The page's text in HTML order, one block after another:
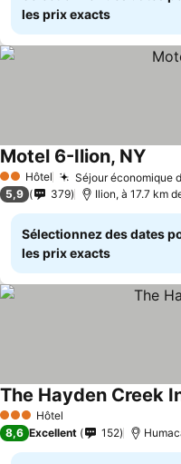
les prix exacts
2 Étoiles
Hôtel Séjour économique
Motel 6-Ilion, NY
5,9 379 Ilion, à 17.7 km
Sélectionnez des dates
les prix exacts
3 ÉtoilesHôtel
The Hayden Creek
8,6 Excellent 152